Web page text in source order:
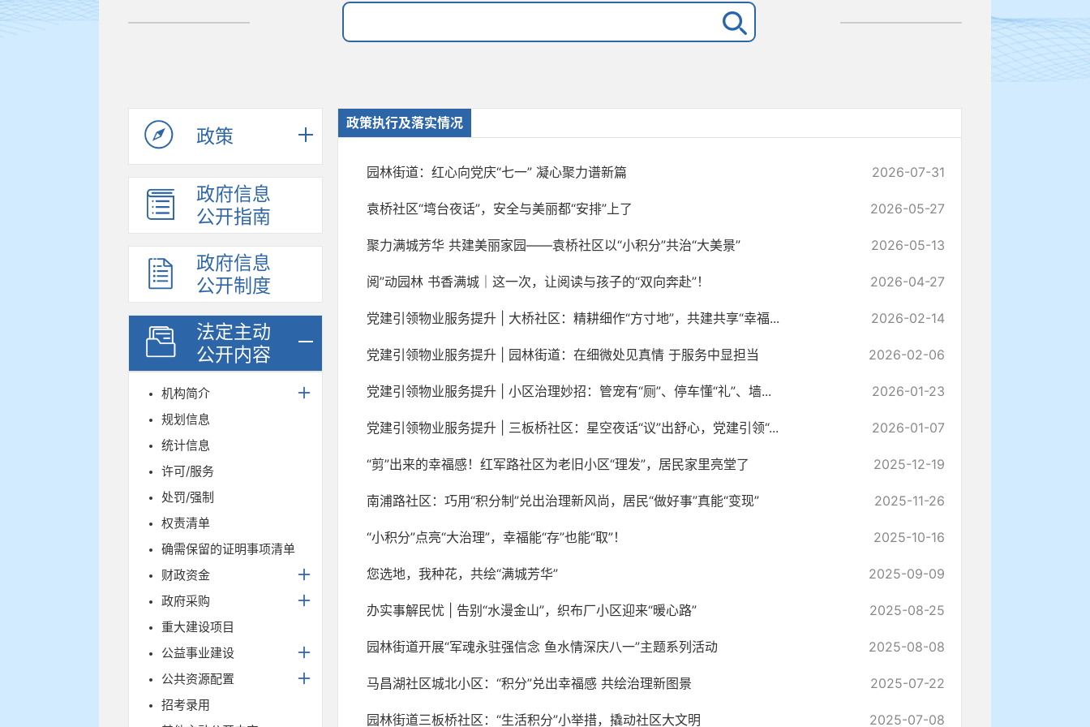
政策
政府信息
公开指南
政府信息
公开制度
法定主动
公开内容
机构简介
规划信息
统计信息
许可/服务
处罚/强制
权责清单
确需保留的证明事项清单
财政资金
政府采购
重大建设项目
公益事业建设
公共资源配置
招考录用
政策执行及落实情况
园林街道：红心向党庆“七一” 凝心聚力谱新篇 2026-07-31
袁桥社区“塆台夜话”，安全与美丽都“安排”上了 2026-05-27
聚力满城芳华 共建美丽家园——袁桥社区以“小积分”共治“大美景” 2026-05-13
阅”动园林 书香满城｜这一次，让阅读与孩子的“双向奔赴”！ 2026-04-27
党建引领物业服务提升 | 大桥社区：精耕细作“方寸地”，共建共享“幸福... 2026-02-14
党建引领物业服务提升 | 园林街道：在细微处见真情 于服务中显担当 2026-02-06
党建引领物业服务提升 | 小区治理妙招：管宠有“厕”、停车懂“礼”、墙... 2026-01-23
党建引领物业服务提升 | 三板桥社区：星空夜话“议”出舒心，党建引领“... 2026-01-07
“剪”出来的幸福感！红军路社区为老旧小区“理发”，居民家里亮堂了 2025-12-19
南浦路社区：巧用“积分制”兑出治理新风尚，居民“做好事”真能“变现” 2025-11-26
“小积分”点亮“大治理”，幸福能“存”也能“取”！ 2025-10-16
您选地，我种花，共绘“满城芳华” 2025-09-09
办实事解民忧 | 告别“水漫金山”，织布厂小区迎来“暖心路” 2025-08-25
园林街道开展“军魂永驻强信念 鱼水情深庆八一”主题系列活动 2025-08-08
马昌湖社区城北小区：“积分”兑出幸福感 共绘治理新图景 2025-07-22
园林街道三板桥社区：“生活积分”小举措，撬动社区大文明 2025-07-08